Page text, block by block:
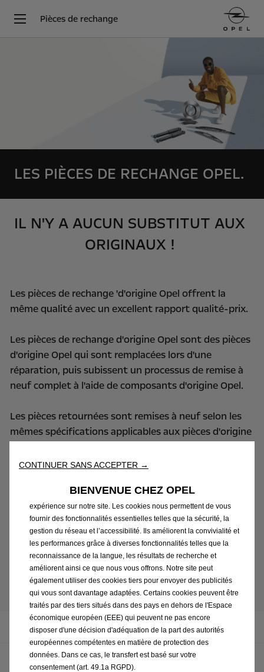
Pièces de rechange
LES PIÈCES DE RECHANGE OPEL.
IL N'Y A AUCUN SUBSTITUT AUX
ORIGINAUX !
Les pièces de rechange 'd'origine Opel offrent la
même qualité avec un excellent rapport qualité-prix.
Les pièces de rechange d'origine Opel sont des pièces
d'origine Opel qui sont remplacées lors d'une
réparation, puis subissent un processus de remise à
neuf complet à l'aide de composants d'origine Opel.
Les pièces retournées sont remises à neuf selon les
mêmes spécifications applicables aux pièces d'origine
Prenez RDV
Contrôle Sécurité
Balais d'essuie glaces
CONTINUER SANS ACCEPTER →
BIENVENUE CHEZ OPEL
Nous utilisons des cookies afin de vous offrir la meilleure
expérience sur notre site. Les cookies nous permettent de vous
fournir des fonctionnalités essentielles telles que la sécurité, la
gestion du réseau et l’accessibilité. Ils améliorent la convivialité et
les performances grâce à diverses fonctionnalités telles que la
reconnaissance de la langue, les résultats de recherche et
améliorent ainsi ce que nous vous offrons. Notre site peut
également utiliser des cookies tiers pour envoyer des publicités
qui vous sont davantage adaptées. Certains cookies peuvent être
traités par des tiers situés dans des pays en dehors de l'Espace
économique européen (EEE) qui peuvent ne pas encore
disposer d'une décision d'adéquation de la part des autorités
européennes compétentes en matière de protection des
données. Dans ce cas, le transfert est basé sur votre
consentement (art. 49.1a RGPD).